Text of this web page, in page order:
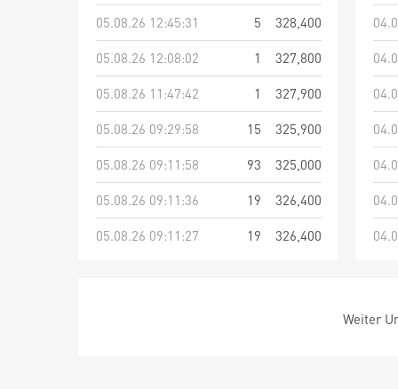
05.08.26 12:45:31
5
328,400
05.08.26 12:08:02
1
327,800
05.08.26 11:47:42
1
327,900
05.08.26 09:29:58
15
325,900
05.08.26 09:11:58
93
325,000
05.08.26 09:11:36
19
326,400
05.08.26 09:11:27
19 326,400
Weiter